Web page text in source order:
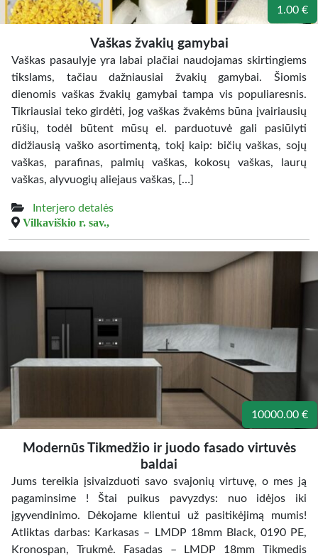
1.00 €
Vaškas žvakių gamybai
Vaškas pasaulyje yra labai plačiai naudojamas skirtingiems
tikslams, tačiau dažniausiai žvakių gamybai. Šiomis
dienomis vaškas žvakių gamybai tampa vis populiaresnis.
Tikriausiai teko girdėti, jog vaškas žvakėms būna įvairiausių
rūšių, todėl būtent mūsų el. parduotuvė gali pasiūlyti
didžiausią vaško asortimentą, tokį kaip: bičių vaškas, sojų
vaškas, parafinas, palmių vaškas, kokosų vaškas, laurų
vaškas, alyvuogių aliejaus vaškas, […]
Interjero detalės
Vilkaviškio r. sav.,
10000.00 €
Modernūs Tikmedžio ir juodo fasado virtuvės
baldai
Jums tereikia įsivaizduoti savo svajonių virtuvę, o mes ją
pagaminsime ! Štai puikus pavyzdys: nuo idėjos iki
įgyvendinimo. Dėkojame klientui už pasitikėjimą mumis!
Atliktas darbas: Karkasas – LMDP 18mm Black, 0190 PE,
Kronospan, Trukmė. Fasadas – LMDP 18mm Tikmedis